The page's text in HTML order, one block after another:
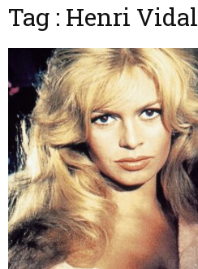
Tag : Henri Vidal